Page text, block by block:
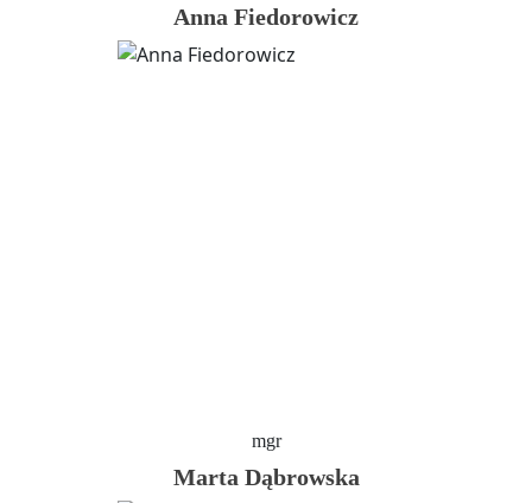
Anna Fiedorowicz
mgr
Marta Dąbrowska